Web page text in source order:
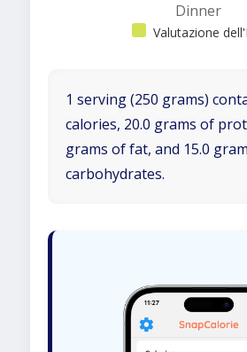
Dinner
Valutazione
1 serving (250 grams)
calories, 20.0 grams of
grams of fat, and 15.0
carbohydrates.